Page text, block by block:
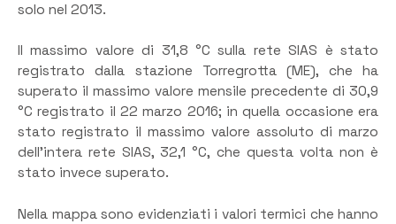
solo nel 2013.
Il massimo valore di 31,8 °C sulla rete SIAS è stato
registrato dalla stazione Torregrotta (ME), che ha
superato il massimo valore mensile precedente di 30,9
°C registrato il 22 marzo 2016; in quella occasione era
stato registrato il massimo valore assoluto di marzo
dell’intera rete SIAS, 32,1 °C, che questa volta non è
stato invece superato.
Nella mappa sono evidenziati i valori termici che hanno